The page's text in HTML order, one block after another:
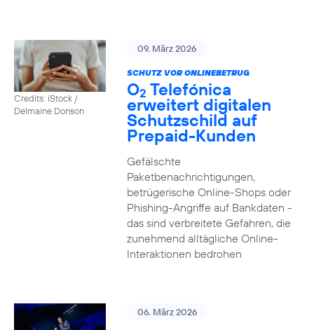
Credits: iStock /
Delmaine Donson
09. März 2026
SCHUTZ VOR ONLINEBETRUG
O2 Telefónica
erweitert digitalen
Schutzschild auf
Prepaid-Kunden
Gefälschte
Paketbenachrichtigungen,
betrügerische Online-Shops oder
Phishing-Angriffe auf Bankdaten -
das sind verbreitete Gefahren, die
zunehmend alltägliche Online-
Interaktionen bedrohen
06. März 2026